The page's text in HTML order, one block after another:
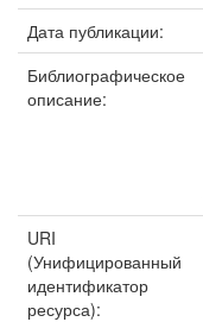
Дата публикации:
Библиографическое
описание:
URI
(Унифицированный
идентификатор
ресурса):